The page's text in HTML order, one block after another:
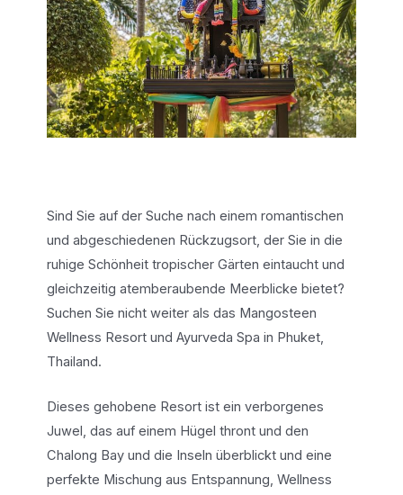
Sind Sie auf der Suche nach einem romantischen
und abgeschiedenen Rückzugsort, der Sie in die
ruhige Schönheit tropischer Gärten eintaucht und
gleichzeitig atemberaubende Meerblicke bietet?
Suchen Sie nicht weiter als das Mangosteen
Wellness Resort und Ayurveda Spa in Phuket,
Thailand.
Dieses gehobene Resort ist ein verborgenes
Juwel, das auf einem Hügel thront und den
Chalong Bay und die Inseln überblickt und eine
perfekte Mischung aus Entspannung, Wellness